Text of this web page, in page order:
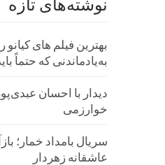
به‌یادماندنی که حتماً
دیدار با احسان
خوارزمی
سریال بامداد خمار؛
عاشقانه زهردار